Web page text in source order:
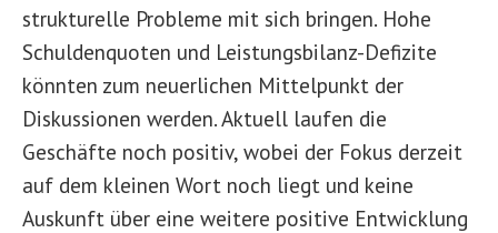
strukturelle Probleme mit sich bringen. Hohe
Schuldenquoten und Leistungsbilanz-Defizite
könnten zum neuerlichen Mittelpunkt der
Diskussionen werden. Aktuell laufen die
Geschäfte noch positiv, wobei der Fokus derzeit
auf dem kleinen Wort noch liegt und keine
Auskunft über eine weitere positive Entwicklung